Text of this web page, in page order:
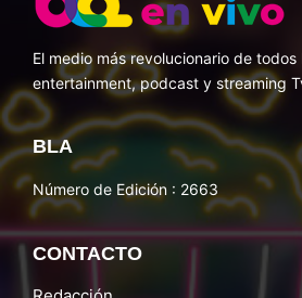
El medio más revolucionario de
entertainment, podcast y streaming
BLA
Número de Edición : 2663
CONTACTO